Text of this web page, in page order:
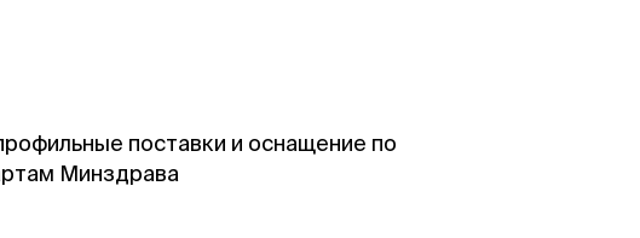
поставки и оснащение по
Минздрава